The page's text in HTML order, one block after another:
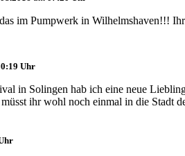
im Pumpwerk in Wilhelmshaven!!!
Uhr
in Solingen hab ich eine neue
ihr wohl noch einmal in die Stadt